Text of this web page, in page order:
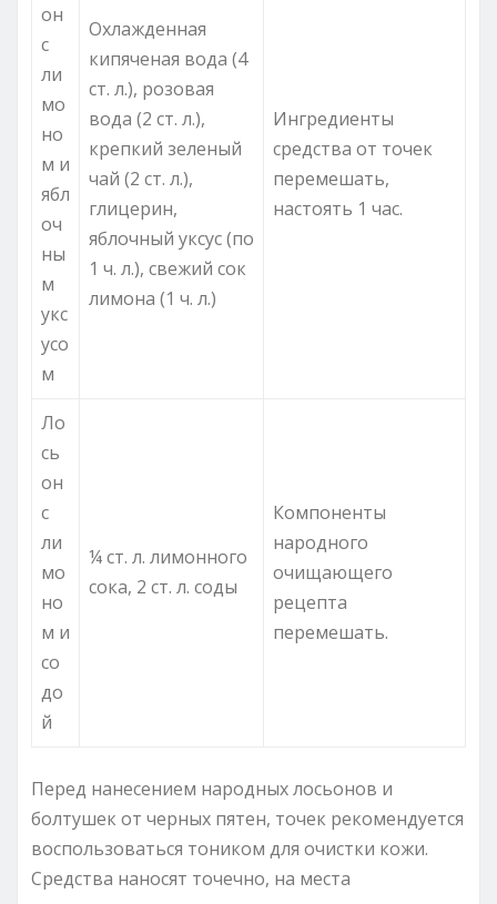
он
с
ли
мо
но
м и
ябл
оч
ны
м
укс
усо
м
Охлажденная
кипяченая вода (4
ст. л.), розовая
вода (2 ст. л.),
крепкий зеленый
чай (2 ст. л.),
глицерин,
яблочный уксус (по
1 ч. л.), свежий сок
лимона (1 ч. л.)
Ингредиенты
средства от точек
перемешать,
настоять 1 час.
Ло
сь
он
с
ли
мо
но
м и
со
до
й
¼ ст. л. лимонного
сока, 2 ст. л. соды
Компоненты
народного
очищающего
рецепта
перемешать.
Перед нанесением народных лосьонов и
болтушек от черных пятен, точек рекомендуется
воспользоваться тоником для очистки кожи.
Средства наносят точечно, на места